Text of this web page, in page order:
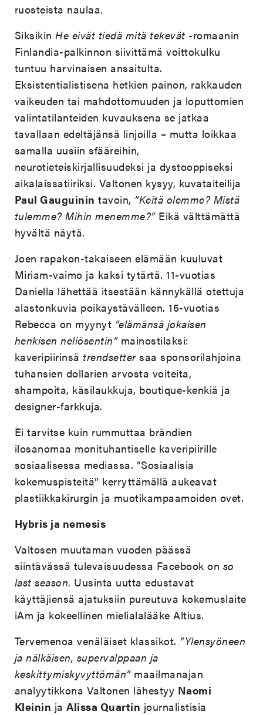
ruosteista naulaa.
SiksikinHe eivät tiedä mitä tekevät -romaanin
Finlandia-palkinnon siivittämä voittokulku
tuntuu harvinaisen ansaitulta.
Eksistentialistisena hetkien painon, rakkauden
vaikeuden tai mahdottomuuden ja loputtomien
valintatilanteiden kuvauksena se jatkaa
tavallaan edeltäjänsä linjoilla – mutta loikkaa
samalla uusiin sfääreihin,
neurotieteiskirjallisuudeksi ja dystooppiseksi
aikalaissatiiriksi. Valtonen kysyy, kuvataiteilija
Paul Gauguinin tavoin, ”Keitä olemme? Mistä
tulemme? Mihin menemme?”Eikä välttämättä
hyvältä näytä.
Joen rapakon-takaiseen elämään kuuluvat
Miriam-vaimo ja kaksi tytärtä. 11-vuotias
Daniella lähettää itsestään kännykällä otettuja
alastonkuvia poikaystävälleen. 15-vuotias
Rebecca on myynyt ”elämänsä jokaisen
henkisen neliösentin”mainostilaksi:
kaveripiirinsä trendsettersaa sponsorilahjoina
tuhansien dollarien arvosta voiteita,
shampoita, käsilaukkuja, boutique-kenkiä ja
designer-farkkuja.
Ei tarvitse kuin rummuttaa brändien
ilosanomaa monituhantiselle kaveripiirille
sosiaalisessa mediassa. ”Sosiaalisia
kokemuspisteitä” kerryttämällä aukeavat
plastiikkakirurgin ja muotikampaamoiden ovet.
Hybris ja nemesis
Valtosen muutaman vuoden päässä
siintävässä tulevaisuudessa Facebook on so
last season. Uusinta uutta edustavat
käyttäjiensä ajatuksiin pureutuva kokemuslaite
iAm ja kokeellinen mielialalääke Altius.
Tervemenoa venäläiset klassikot. ”Ylensyöneen
ja nälkäisen, supervalppaan ja
keskittymiskyvyttömän”maailmanajan
analyytikkona Valtonen lähestyy Naomi
Kleinin jaAlissa Quartin journalistisia